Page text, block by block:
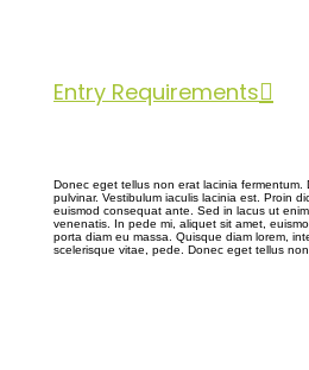
Entry Requirements
Donec eget tellus non erat lacinia fermentum.
pulvinar. Vestibulum iaculis lacinia est. Proin
euismod consequat ante. Sed in lacus ut
venenatis. In pede mi, aliquet sit amet,
porta diam eu massa. Quisque diam lorem,
scelerisque vitae, pede. Donec eget tellus